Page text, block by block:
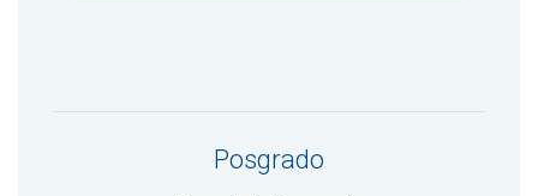
Posgrado